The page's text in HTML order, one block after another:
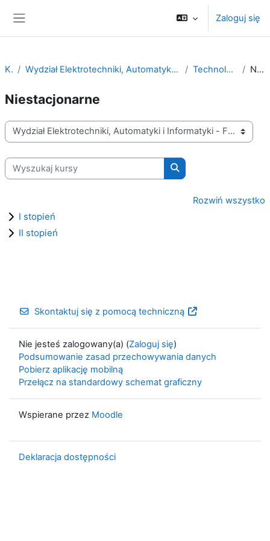
Zaloguj się
Kursy Wydział Elektrotechniki, Automatyki i Informatyki - Faculty of Electrical Engineering Automatic Control and Informatics Technologie Energetyki Odnawialnej Niestacjonarne
Niestacjonarne
Kategorie kursów
Wyszukaj kursy
Wyszukaj kursy
Rozwiń wszystko
I stopień
II stopień
Skontaktuj się z pomocą techniczną
Nie jesteś zalogowany(a) (Zaloguj się)
Podsumowanie zasad przechowywania danych
Pobierz aplikację mobilną
Przełącz na standardowy schemat graficzny
Wspierane przez Moodle
Deklaracja dostępności